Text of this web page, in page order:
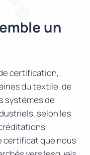
un
certification,
du textile, de
systèmes de
selon les
certificat que nous